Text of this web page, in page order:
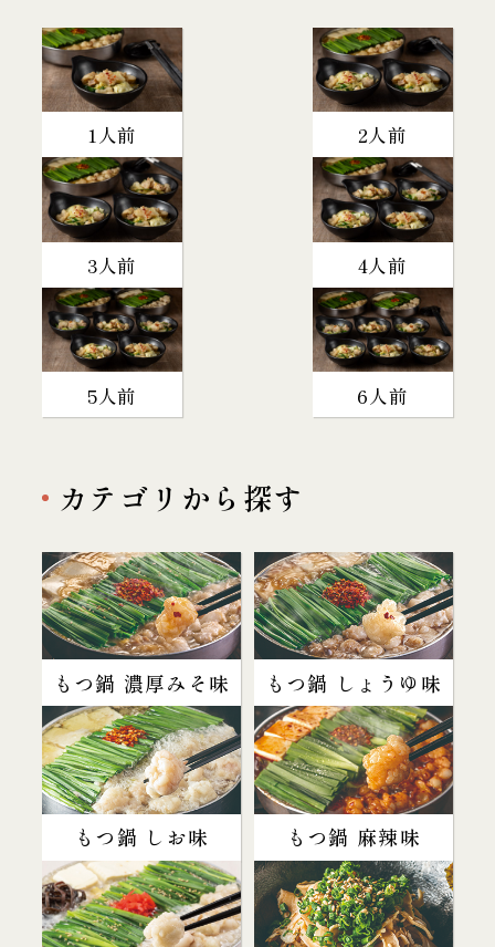
1人前 2人前
3人前 4人前
5人前 6人前
カテゴリから探す
もつ鍋 濃厚みそ味 もつ鍋 しょうゆ味
もつ鍋 しお味 もつ鍋 麻辣味